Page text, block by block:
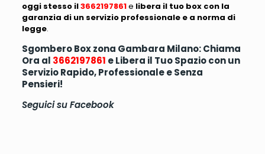
oggi stesso il3662197861e libera il tuo box con la
garanzia di un servizio professionale e a norma di
legge.
Sgombero Box zona Gambara Milano: Chiama
Ora al 3662197861 e Libera il Tuo Spazio con un
Servizio Rapido, Professionale e Senza
Pensieri!
Seguici suFacebook